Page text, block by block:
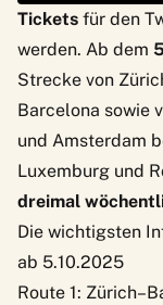
Tickets für den
werden. Ab dem
Strecke von
Barcelona sowie
und Amsterdam
Luxemburg und
dreimal
Die wichtigsten
ab 5.10.2025
Route 1: